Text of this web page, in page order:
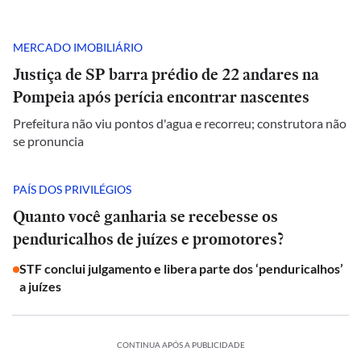
MERCADO IMOBILIÁRIO
Justiça de SP barra prédio de 22 andares na
Pompeia após perícia encontrar nascentes
Prefeitura não viu pontos d'agua e recorreu; construtora não
se pronuncia
PAÍS DOS PRIVILÉGIOS
Quanto você ganharia se recebesse os
penduricalhos de juízes e promotores?
STF conclui julgamento e libera parte dos ‘penduricalhos’
a juízes
CONTINUA APÓS A PUBLICIDADE